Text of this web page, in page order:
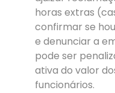
horas extras
confirmar se
e denunciar a
pode ser
ativa do valor
funcionários.